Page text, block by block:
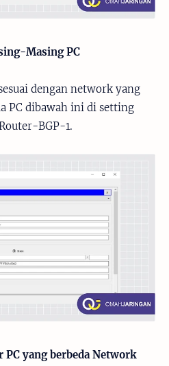
Masing PC
dengan network yang
PC dibawah ini di setting
BGP-1.
PC yang berbeda Network